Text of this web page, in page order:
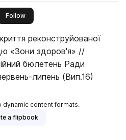
Followthis publisher
реконструйованої
«Зони здоров'я» //
бюлетень Ради
липень (Вип.16)
dynamic content formats.
a flipbook